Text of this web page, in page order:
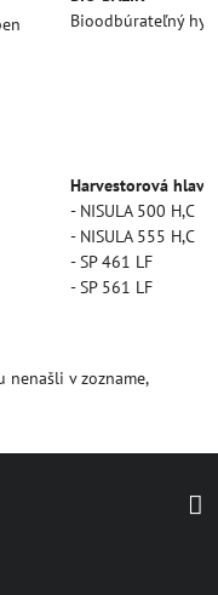
Bioodbúrateľný
Harvestorová
- NISULA 500 H,C
- NISULA 555 H,C
- SP 461 LF
- SP 561 LF
nenašli v zozname,